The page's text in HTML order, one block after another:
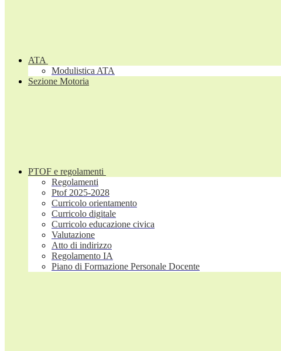
ATA
Modulistica ATA
Sezione Motoria
PTOF e regolamenti
Regolamenti
Ptof 2025-2028
Curricolo orientamento
Curricolo digitale
Curricolo educazione civica
Valutazione
Atto di indirizzo
Regolamento IA
Piano di Formazione Personale Docente